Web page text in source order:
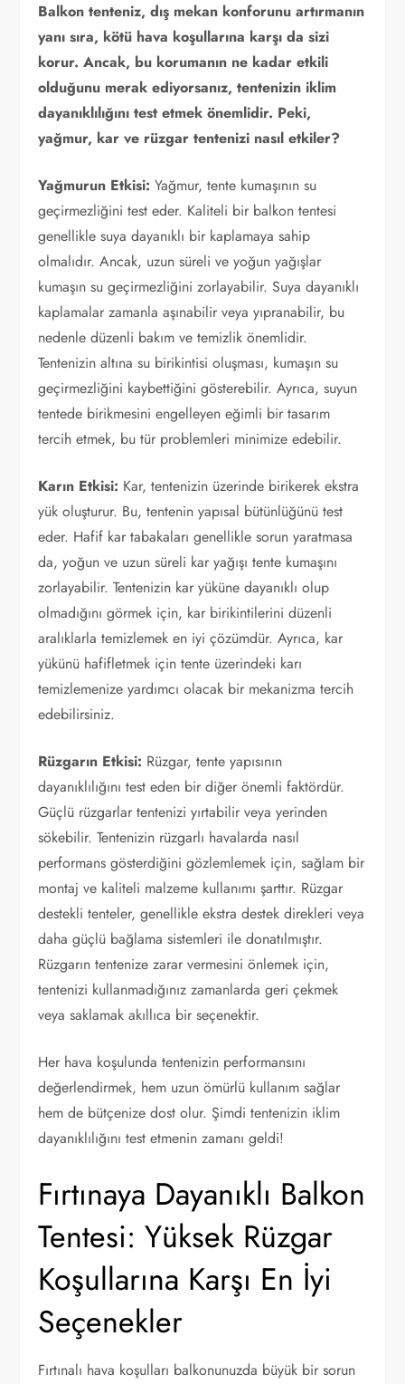
Balkon tenteniz, dış mekan konforunu artırmanın
yanı sıra, kötü hava koşullarına karşı da sizi
korur. Ancak, bu korumanın ne kadar etkili
olduğunu merak ediyorsanız, tentenizin iklim
dayanıklılığını test etmek önemlidir. Peki,
yağmur, kar ve rüzgar tentenizi nasıl etkiler?
Yağmurun Etkisi: Yağmur, tente kumaşının su
geçirmezliğini test eder. Kaliteli bir balkon tentesi
genellikle suya dayanıklı bir kaplamaya sahip
olmalıdır. Ancak, uzun süreli ve yoğun yağışlar
kumaşın su geçirmezliğini zorlayabilir. Suya dayanıklı
kaplamalar zamanla aşınabilir veya yıpranabilir, bu
nedenle düzenli bakım ve temizlik önemlidir.
Tentenizin altına su birikintisi oluşması, kumaşın su
geçirmezliğini kaybettiğini gösterebilir. Ayrıca, suyun
tentede birikmesini engelleyen eğimli bir tasarım
tercih etmek, bu tür problemleri minimize edebilir.
Karın Etkisi: Kar, tentenizin üzerinde birikerek ekstra
yük oluşturur. Bu, tentenin yapısal bütünlüğünü test
eder. Hafif kar tabakaları genellikle sorun yaratmasa
da, yoğun ve uzun süreli kar yağışı tente kumaşını
zorlayabilir. Tentenizin kar yüküne dayanıklı olup
olmadığını görmek için, kar birikintilerini düzenli
aralıklarla temizlemek en iyi çözümdür. Ayrıca, kar
yükünü hafifletmek için tente üzerindeki karı
temizlemenize yardımcı olacak bir mekanizma tercih
edebilirsiniz.
Rüzgarın Etkisi: Rüzgar, tente yapısının
dayanıklılığını test eden bir diğer önemli faktördür.
Güçlü rüzgarlar tentenizi yırtabilir veya yerinden
sökebilir. Tentenizin rüzgarlı havalarda nasıl
performans gösterdiğini gözlemlemek için, sağlam bir
montaj ve kaliteli malzeme kullanımı şarttır. Rüzgar
destekli tenteler, genellikle ekstra destek direkleri veya
daha güçlü bağlama sistemleri ile donatılmıştır.
Rüzgarın tentenize zarar vermesini önlemek için,
tentenizi kullanmadığınız zamanlarda geri çekmek
veya saklamak akıllıca bir seçenektir.
Her hava koşulunda tentenizin performansını
değerlendirmek, hem uzun ömürlü kullanım sağlar
hem de bütçenize dost olur. Şimdi tentenizin iklim
dayanıklılığını test etmenin zamanı geldi!
Fırtınaya Dayanıklı Balkon
Tentesi: Yüksek Rüzgar
Koşullarına Karşı En İyi
Seçenekler
Fırtınalı hava koşulları balkonunuzda büyük bir sorun